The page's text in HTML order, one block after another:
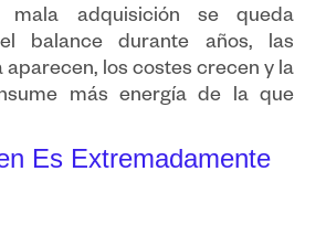
mala adquisición se queda
balance durante años, las
aparecen, los costes crecen y la
más energía de la que
Es Extremadamente